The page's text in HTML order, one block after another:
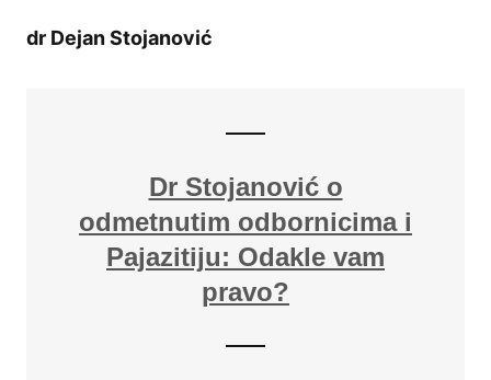
dr Dejan Stojanović
Dr Stojanović o
odmetnutim odbornicima i
Pajazitiju: Odakle vam
pravo?